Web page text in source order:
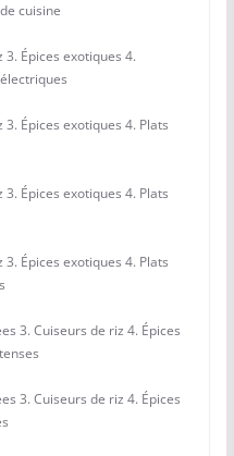
cuisine
Épices exotiques 4.
Épices exotiques 4. Plats
Épices exotiques 4. Plats
Épices exotiques 4. Plats
3. Cuiseurs de riz 4. Épices
3. Cuiseurs de riz 4. Épices